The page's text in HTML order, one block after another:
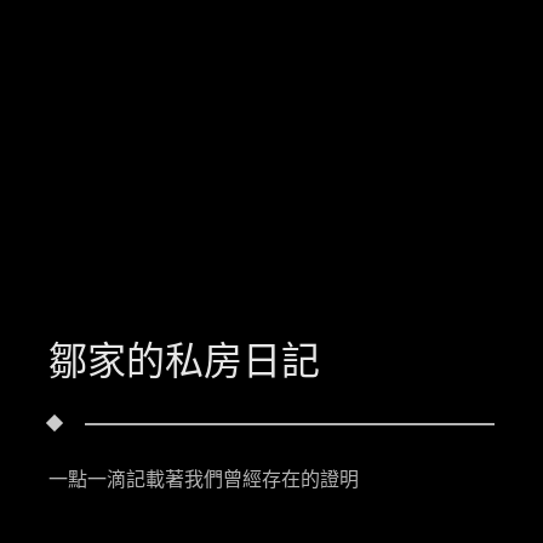
鄒家的私房日記
一點一滴記載著我們曾經存在的證明